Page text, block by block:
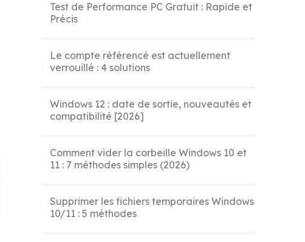
Test de Performance PC Gratuit : Rapide et
Précis
Le compte référencé est actuellement
verrouillé : 4 solutions
Windows 12 : date de sortie, nouveautés et
compatibilité [2026]
Comment vider la corbeille Windows 10 et
11 : 7 méthodes simples (2026)
Supprimer les fichiers temporaires Windows
10/11 : 5 méthodes